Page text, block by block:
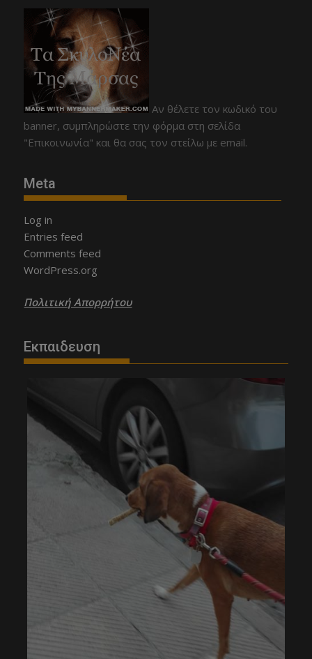
Αν θέλετε τον κωδικό του
banner, συμπληρώστε την φόρμα στη σελίδα
"Επικοινωνία" και θα σας τον στείλω με email.
Meta
Log in
Entries feed
Comments feed
WordPress.org
Πολιτική Απορρήτου
Εκπαιδευση